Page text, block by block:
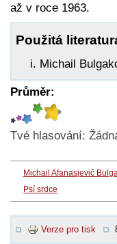
až v roce 1963.
Použitá
Michail
Průměr:
Tvé hlasování:
Michail Afanasjevič
Psí srdce
Verze pro tisk